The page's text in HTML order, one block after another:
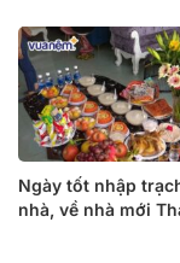
Ngày tốt nhập
nhà, về nhà mới